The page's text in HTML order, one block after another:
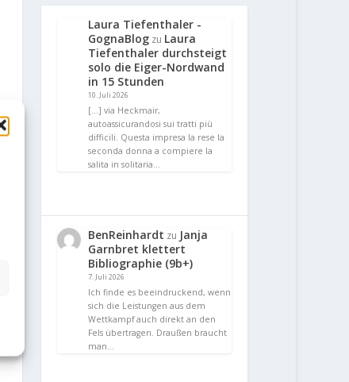
Laura Tiefenthaler -
GognaBlog zu Laura
Tiefenthaler durchsteigt
solo die Eiger-Nordwand
in 15 Stunden
10. Juli 2026
[…] via Heckmair,
autoassicurandosi sui tratti più
difficili. Questa impresa la rese la
seconda donna a compiere la
salita in solitaria…
BenReinhardt zu Janja
Garnbret klettert
Bibliographie (9b+)
7. Juli 2026
Ich finde es beeindruckend, wenn
sich die Leistungen aus dem
Wettkampf auch direkt an den
Fels übertragen. Draußen braucht
man…